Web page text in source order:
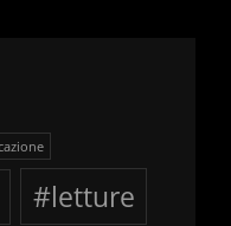
#letture